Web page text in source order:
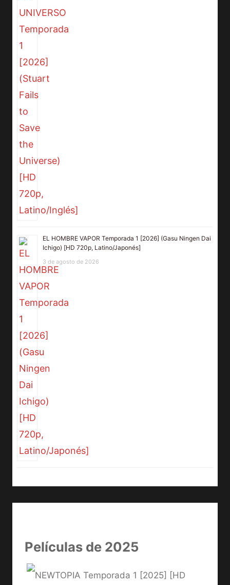
EL HOMBRE VAPOR Temporada 1 [2026] (Gasu Ningen Dai
Ichigo) [HD 720p, Latino/Japonés]
3 de agosto de 2026
Películas de 2025